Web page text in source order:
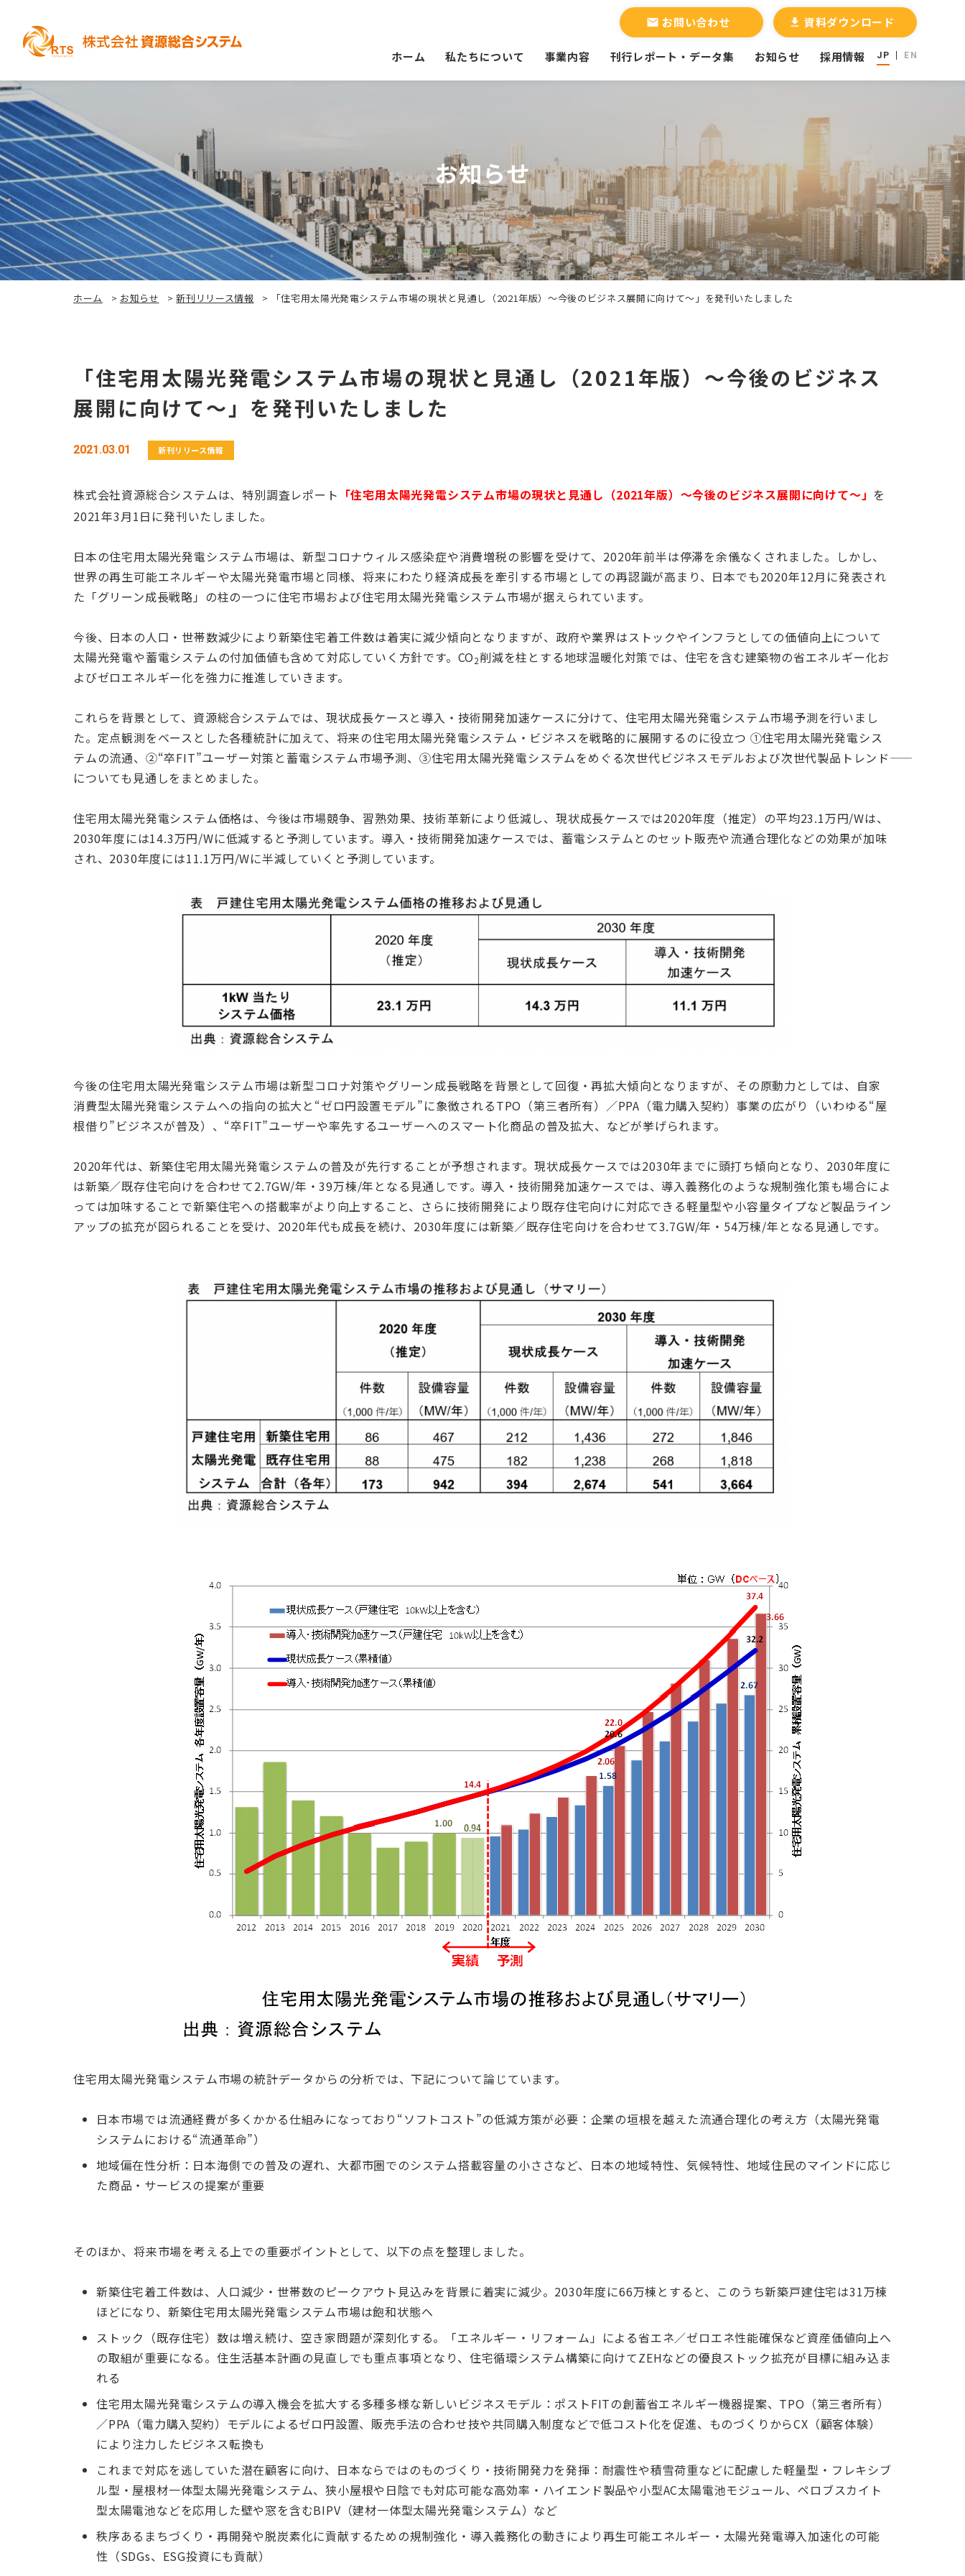
ホーム 私たちについて 事業内容 刊行レポート・データ集 お知らせ 採用情報 JP EN
email お問い合わせ file_download 資料ダウンロード
お知らせ
ホーム > お知らせ >新刊リリース情報 > 「住宅用太陽光発電システム市場の現状と見通し（2021年版）～今後のビジネス展開に向けて～」を発刊いたしました
「住宅用太陽光発電システム市場の現状と見通し（2021年版）～今後のビジネス
展開に向けて～」を発刊いたしました
2021.03.01 新刊リリース情報
株式会社資源総合システムは、特別調査レポート 「住宅用太陽光発電システム市場の現状と見通し（2021年版）～今後のビジネス展開に向けて～」 を
2021年3月1日に発刊いたしました。
日本の住宅用太陽光発電システム市場は、新型コロナウィルス感染症や消費増税の影響を受けて、 2020年前半は停滞を余儀なくされました。しかし、
世界の再生可能エネルギーや太陽光発電市場と同様、将来にわたり経済成長を牽引する市場としての再認識が高まり、日本でも2020年12月に発表され
た「グリーン成長戦略」の柱の一つに住宅市場および住宅用太陽光発電システム市場が据えられています。
今後、日本の人口・世帯数減少により新築住宅着工件数は着実に減少傾向となりますが、政府や業界はストックやインフラとしての価値向上について
太陽光発電や蓄電システムの付加価値も含めて対応していく方針です。 CO2削減を柱とする地球温暖化対策では、住宅を含む建築物の省エネルギー化お
よびゼロエネルギー化を強力に推進していきます。
これらを背景として、資源総合システムでは、現状成長ケースと導入・技術開発加速ケースに分けて、住宅用太陽光発電システム市場予測を行いまし
た。定点観測をベースとした各種統計に加えて、将来の住宅用太陽光発電システム・ビジネスを戦略的に展開するのに役立つ ①住宅用太陽光発電シス
テムの流通、②“卒FIT”ユーザー対策と蓄電システム市場予測、③住宅用太陽光発電システムをめぐる次世代ビジネスモデルおよび次世代製品トレンド――
についても見通しをまとめました。
住宅用太陽光発電システム価格は、今後は市場競争、習熟効果、技術革新により低減し、現状成長ケースでは2020年度（推定）の平均23.1万円/Wは、
2030年度には14.3万円/Wに低減すると予測しています。導入・技術開発加速ケースでは、蓄電システムとのセット販売や流通合理化などの効果が加味
され、2030年度には11.1万円/Wに半減していくと予測しています。
今後の住宅用太陽光発電システム市場は新型コロナ対策やグリーン成長戦略を背景として回復・再拡大傾向となりますが、その原動力としては、自家
消費型太陽光発電システムへの指向の拡大と“ゼロ円設置モデル”に象徴されるTPO（第三者所有）／PPA（電力購入契約）事業の広がり（いわゆる“屋
根借り”ビジネスが普及）、“卒FIT”ユーザーや率先するユーザーへのスマート化商品の普及拡大、などが挙げられます。
2020年代は、新築住宅用太陽光発電システムの普及が先行することが予想されます。現状成長ケースでは2030年までに頭打ち傾向となり、2030年度に
は新築／既存住宅向けを合わせて2.7GW/年・39万棟/年となる見通しです。導入・技術開発加速ケースでは、導入義務化のような規制強化策も場合によ
っては加味することで新築住宅への搭載率がより向上すること、さらに技術開発により既存住宅向けに対応できる軽量型や小容量タイプなど製品ライン
アップの拡充が図られることを受け、2020年代も成長を続け、2030年度には新築／既存住宅向けを合わせて3.7GW/年・54万棟/年となる見通しです。
住宅用太陽光発電システム市場の統計データからの分析では、下記について論じています。
日本市場では流通経費が多くかかる仕組みになっており“ソフトコスト”の低減方策が必要：企業の垣根を越えた流通合理化の考え方（太陽光発電
システムにおける“流通革命”）
地域偏在性分析：日本海側での普及の遅れ、大都市圏でのシステム搭載容量の小ささなど、日本の地域特性、気候特性、地域住民のマインドに応じ
た商品・サービスの提案が重要
そのほか、将来市場を考える上での重要ポイントとして、以下の点を整理しました。
新築住宅着工件数は、人口減少・世帯数のピークアウト見込みを背景に着実に減少。2030年度に66万棟とすると、このうち新築戸建住宅は31万棟
ほどになり、新築住宅用太陽光発電システム市場は飽和状態へ
ストック（既存住宅）数は増え続け、空き家問題が深刻化する。「エネルギー・リフォーム」による省エネ／ゼロエネ性能確保など資産価値向上へ
の取組が重要になる。住生活基本計画の見直しでも重点事項となり、住宅循環システム構築に向けてZEHなどの優良ストック拡充が目標に組み込ま
れる
住宅用太陽光発電システムの導入機会を拡大する多種多様な新しいビジネスモデル：ポストFITの創蓄省エネルギー機器提案、TPO（第三者所有）
／PPA（電力購入契約）モデルによるゼロ円設置、販売手法の合わせ技や共同購入制度などで低コスト化を促進、ものづくりからCX（顧客体験）
により注力したビジネス転換も
これまで対応を逃していた潜在顧客に向け、日本ならではのものづくり・技術開発力を発揮：耐震性や積雪荷重などに配慮した軽量型・フレキシブ
ル型・屋根材一体型太陽光発電システム、狭小屋根や日陰でも対応可能な高効率・ハイエンド製品や小型AC太陽電池モジュール、ペロブスカイト
型太陽電池などを応用した壁や窓を含むBIPV（建材一体型太陽光発電システム）など
秩序あるまちづくり・再開発や脱炭素化に貢献するための規制強化・導入義務化の動きにより再生可能エネルギー・太陽光発電導入加速化の可能
性（SDGs、ESG投資にも貢献）